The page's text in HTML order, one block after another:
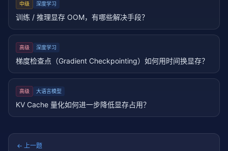
中级 深度学习
训练 / 推理显存 OOM，有哪些解决手段？
高级 深度学习
梯度检查点（Gradient Checkpointing）如何用时间换显存？
高级 大语言模型
KV Cache 量化如何进一步降低显存占用？
← 上一题